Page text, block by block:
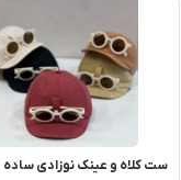
ست کلاه و عینک نوزادی ساده